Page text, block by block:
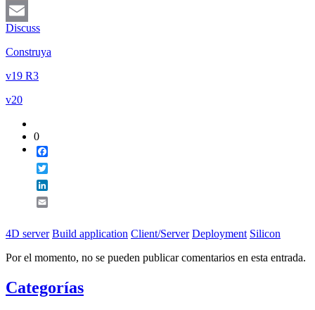
LinkedIn
Email
Discuss
Construya
v19 R3
v20
0
4D server Build application Client/Server Deployment Silicon
Por el momento, no se pueden publicar comentarios en esta entrada.
Categorías